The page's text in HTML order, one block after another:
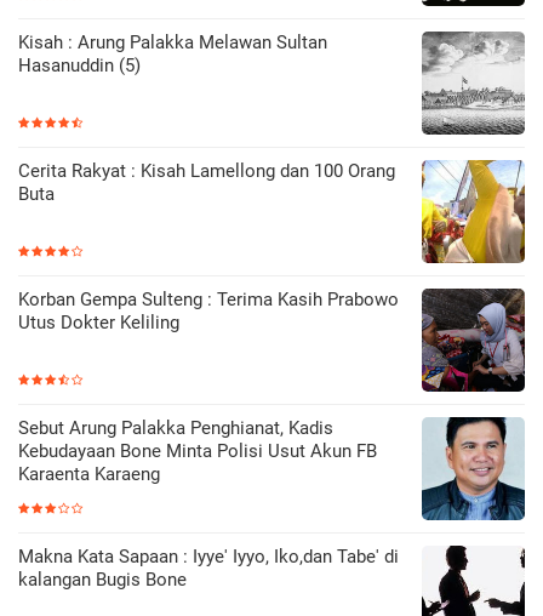
Kisah : Arung Palakka Melawan Sultan
Hasanuddin (5)
Cerita Rakyat : Kisah Lamellong dan 100 Orang
Buta
Korban Gempa Sulteng : Terima Kasih Prabowo
Utus Dokter Keliling
Sebut Arung Palakka Penghianat, Kadis
Kebudayaan Bone Minta Polisi Usut Akun FB
Karaenta Karaeng
Makna Kata Sapaan : Iyye' Iyyo, Iko,dan Tabe' di
kalangan Bugis Bone